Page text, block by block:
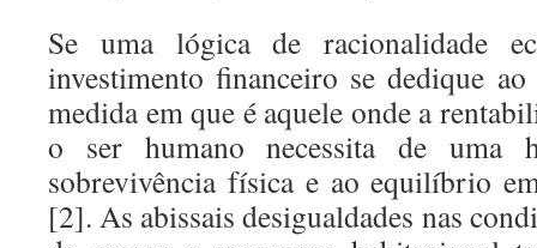
Se uma lógica de racionalidade
investimento financeiro se dedique
medida em que é aquele onde a
o ser humano necessita de uma
sobrevivência física e ao equilíbrio
[2]. As abissais desigualdades nas